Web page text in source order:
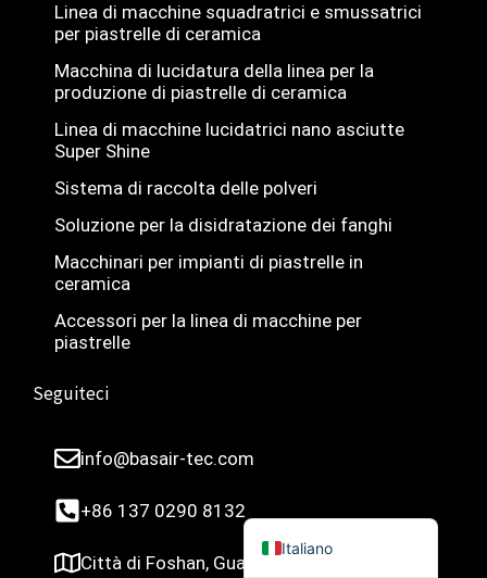
Linea di macchine squadratrici e smussatrici
per piastrelle di ceramica
Macchina di lucidatura della linea per la
produzione di piastrelle di ceramica
Linea di macchine lucidatrici nano asciutte
Super Shine
Sistema di raccolta delle polveri
Soluzione per la disidratazione dei fanghi
Macchinari per impianti di piastrelle in
ceramica
Accessori per la linea di macchine per
piastrelle
Seguiteci
info@basair-tec.com
+86 137 0290 8132
Città di Foshan, Guangdong, Cina
Italiano
Español
Polski
Română
Українська
Deutsch